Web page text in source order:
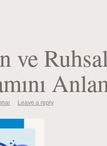
ve
Leave a reply